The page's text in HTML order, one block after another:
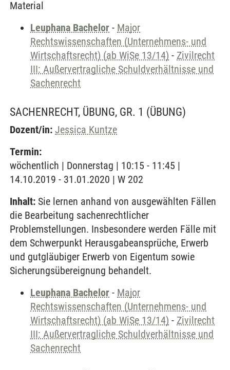
Material
Leuphana Bachelor - Major
Rechtswissenschaften (Unternehmens- und
Wirtschaftsrecht) (ab WiSe 13/14) - Zivilrecht
III: Außervertragliche Schuldverhältnisse und
Sachenrecht
SACHENRECHT, ÜBUNG, GR. 1 (ÜBUNG)
Dozent/in: Jessica Kuntze
Termin:
wöchentlich | Donnerstag | 10:15 - 11:45 |
14.10.2019 - 31.01.2020 | W 202
Inhalt: Sie lernen anhand von ausgewählten Fällen
die Bearbeitung sachenrechtlicher
Problemstellungen. Insbesondere werden Fälle mit
dem Schwerpunkt Herausgabeansprüche, Erwerb
und gutgläubiger Erwerb von Eigentum sowie
Sicherungsübereignung behandelt.
Leuphana Bachelor - Major
Rechtswissenschaften (Unternehmens- und
Wirtschaftsrecht) (ab WiSe 13/14) - Zivilrecht
III: Außervertragliche Schuldverhältnisse und
Sachenrecht